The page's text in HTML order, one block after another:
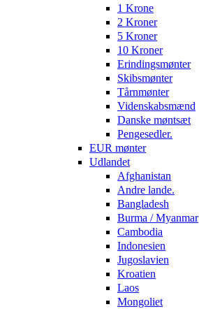
1 Krone
2 Kroner
5 Kroner
10 Kroner
Erindingsmønter
Skibsmønter
Tårnmønter
Videnskabsmænd
Danske møntsæt
Pengesedler.
EUR mønter
Udlandet
Afghanistan
Andre lande.
Bangladesh
Burma / Myanmar
Cambodia
Indonesien
Jugoslavien
Kroatien
Laos
Mongoliet